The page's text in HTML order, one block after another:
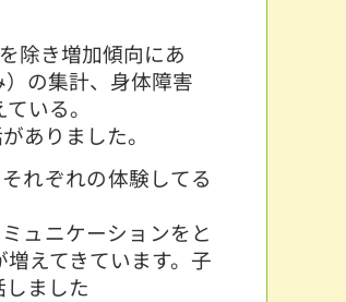
除き増加傾向にあ
の集計、身体障害
いる。
ありました。
れぞれの体験してる
ュニケーションをと
えてきています。子
ました